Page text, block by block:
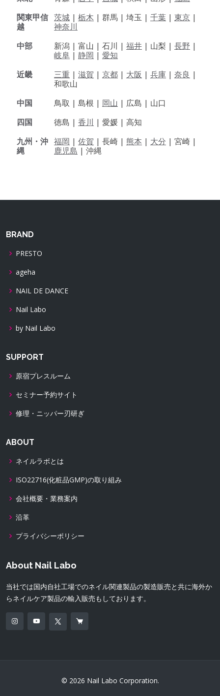
関東甲信
越
茨城 | 栃木 | 群馬 | 埼玉 | 千葉 | 東京 |
神奈川
中部
新潟 | 富山 | 石川 | 福井 | 山梨 | 長野 |
岐阜 | 静岡 | 愛知
近畿
三重 | 滋賀 | 京都 | 大阪 | 兵庫 | 奈良 |
和歌山
中国
鳥取 | 島根 | 岡山 | 広島 | 山口
四国
徳島 | 香川 | 愛媛 | 高知
九州・沖
縄
福岡 | 佐賀 | 長崎 | 熊本 | 大分 | 宮崎 |
鹿児島 | 沖縄
BRAND
PRESTO
ageha
NAIL DE DANCE
Nail Labo
by Nail Labo
SUPPORT
原宿プレスルーム
セミナー予約サイト
修理・ニッパー刃研ぎ
ABOUT
ネイルラボとは
ISO22716(化粧品GMP)の取り組み
会社概要・業務案内
沿革
プライバシーポリシー
About Nail Labo
当社では国内自社工場でのネイル関連製品の製造販売と共に海外か
らネイルケア製品の輸入販売もしております。
© 2026 Nail Labo Corporation.